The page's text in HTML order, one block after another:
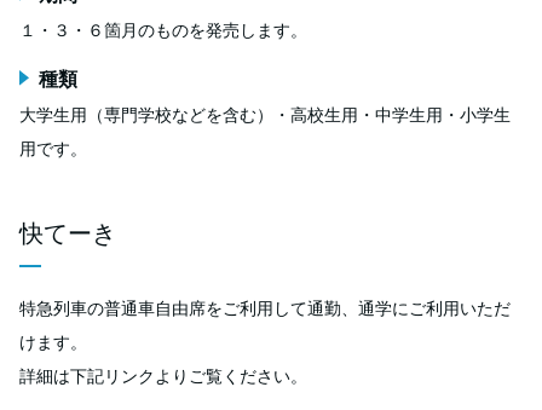
１・３・６箇月のものを発売します。
種類
大学生用（専門学校などを含む）・高校生用・中学生用・小学生
用です。
快てーき
特急列車の普通車自由席をご利用して通勤、通学にご利用いただ
けます。
詳細は下記リンクよりご覧ください。